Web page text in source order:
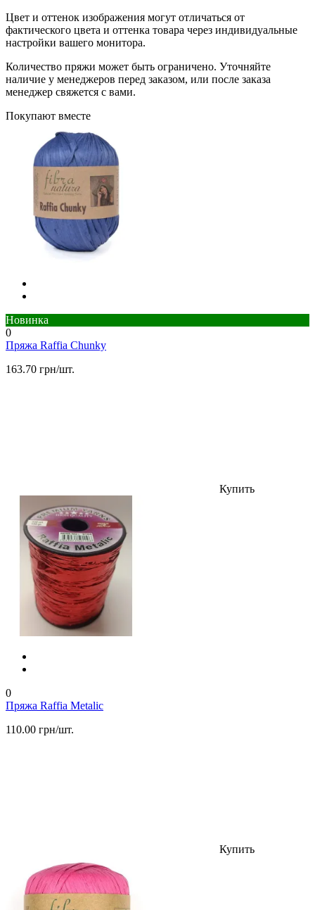
Цвет и оттенок изображения могут отличаться от
фактического цвета и оттенка товара через индивидуальные
настройки вашего монитора.
Количество пряжи может быть ограничено. Уточняйте
наличие у менеджеров перед заказом, или после заказа
менеджер свяжется с вами.
Покупают вместе
Новинка
0
Пряжа Raffia Chunky
163.70 грн/шт.
Купить
0
Пряжа Raffia Metalic
110.00 грн/шт.
Купить